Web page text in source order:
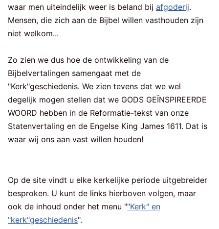
waar men uiteindelijk weer is beland bij afgoderij.
Mensen, die zich aan de Bijbel willen vasthouden zijn
niet welkom...
Zo zien we dus hoe de ontwikkeling van de
Bijbelvertalingen samengaat met de
"Kerk"geschiedenis. We zien tevens dat we wel
degelijk mogen stellen dat we GODS GEÏNSPIREERDE
WOORD hebben in de Reformatie-tekst van onze
Statenvertaling en de Engelse King James 1611. Dat is
waar wij ons aan vast willen houden!
Op de site vindt u elke kerkelijke periode uitgebreider
besproken. U kunt de links hierboven volgen, maar
ook de inhoud onder het menu ""Kerk" en
"kerk"geschiedenis".